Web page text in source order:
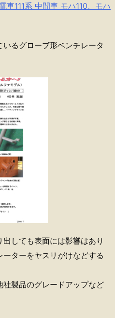
車111系 中間車 モハ110、モハ
るグローブ形ベンチレータ
しても表面には影響はあり
ターをヤスリがけなどする
製品のグレードアップなど